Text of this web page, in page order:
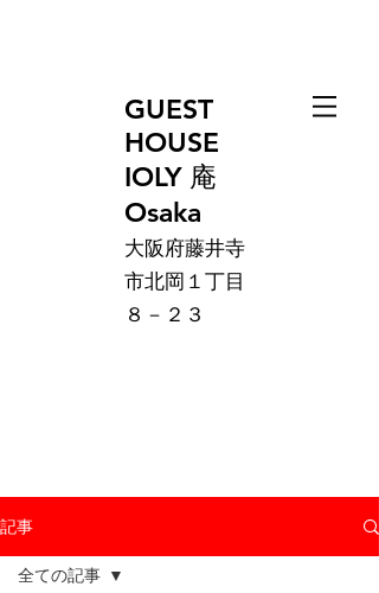
GUEST
HOUSE
IOLY 庵
Osaka
大阪府藤井寺
市北岡１丁目
８－２３
記事
全ての記事